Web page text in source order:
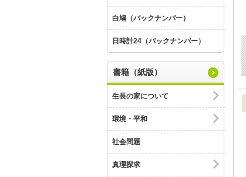
白鳩（バックナンバー）
日時計24（バックナンバー）
書籍（紙版）
生長の家について
環境・平和
社会問題
真理探求